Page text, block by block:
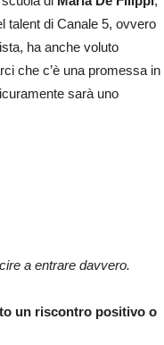
talent di Canale 5, ovvero
ha anche voluto
che c’è una promessa in
sarà uno
a entrare davvero.
un riscontro positivo o